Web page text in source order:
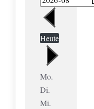
Heute
Mo.
Di.
Mi.